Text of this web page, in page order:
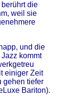
die
weil sie
und die
kommt
einiger Zeit
gehen tiefer
Bariton).